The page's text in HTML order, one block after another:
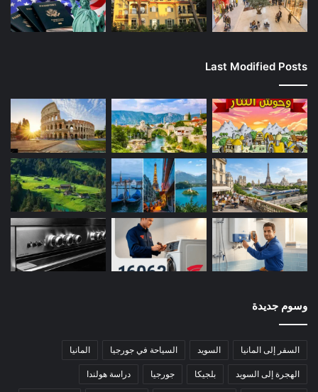
Last Modified Posts
وسوم جديدة
السفر إلى المانيا السويد السياحة في جورجيا المانيا
الهجرة إلى السويد بلجيكا جورجيا دراسة هولندا